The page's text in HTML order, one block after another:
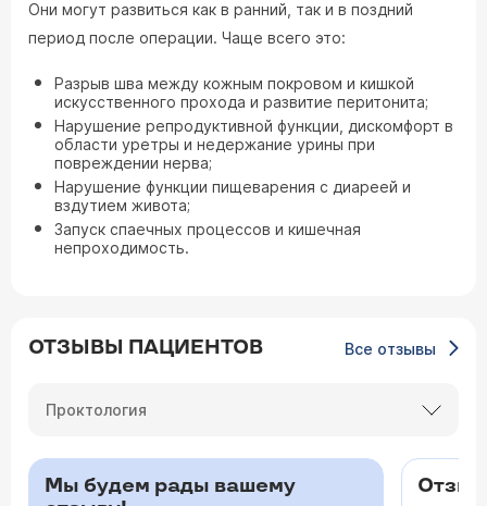
Они могут развиться как в ранний, так и в поздний
период после операции. Чаще всего это:
Разрыв шва между кожным покровом и кишкой
искусственного прохода и развитие перитонита;
Нарушение репродуктивной функции, дискомфорт в
области уретры и недержание урины при
повреждении нерва;
Нарушение функции пищеварения с диареей и
вздутием живота;
Запуск спаечных процессов и кишечная
непроходимость.
ОТЗЫВЫ ПАЦИЕНТОВ Все отзывы
Проктология
Мы будем рады вашему